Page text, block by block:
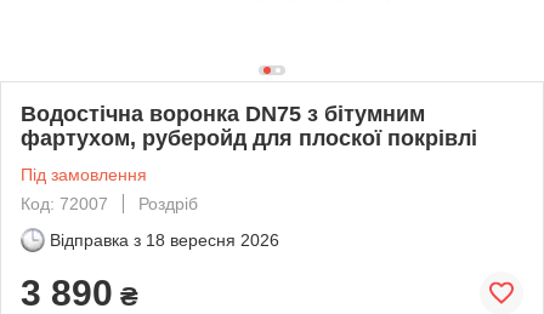
Водостічна воронка DN75 з бітумним
фартухом, руберойд для плоскої покрівлі
Під замовлення
Код: 72007
Роздріб
Відправка з 18 вересня 2026
3 890 ₴